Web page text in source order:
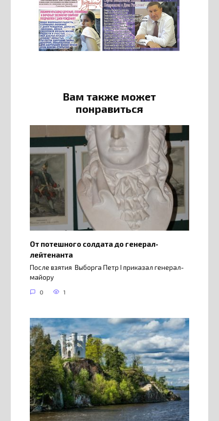
Вам также может
понравиться
От потешного солдата до генерал-
лейтенанта
После взятия Выборга Петр I приказал генерал-
майору
0 1